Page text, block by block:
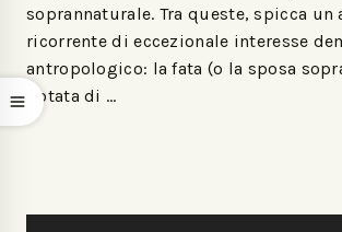
soprannaturale. Tra queste, spicca un
ricorrente di eccezionale interesse
antropologico: la fata (o la sposa
dotata di …